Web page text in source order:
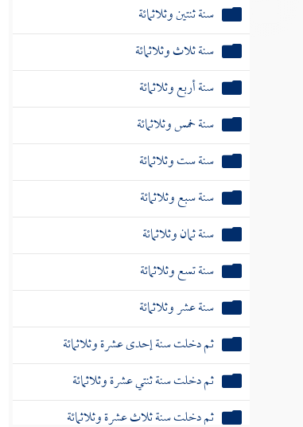
سنة ثنتين وثلاثمائة
سنة ثلاث وثلاثمائة
سنة أربع وثلاثمائة
سنة خمس وثلاثمائة
سنة ست وثلاثمائة
سنة سبع وثلاثمائة
سنة ثمان وثلاثمائة
سنة تسع وثلاثمائة
سنة عشر وثلاثمائة
ثم دخلت سنة إحدى عشرة وثلاثمائة
ثم دخلت سنة ثنتي عشرة وثلاثمائة
ثم دخلت سنة ثلاث عشرة وثلاثمائة